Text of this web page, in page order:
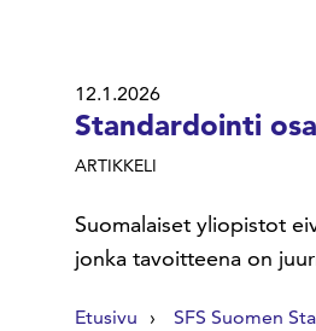
12.1.2026
Standardointi
ARTIKKELI
Suomalaiset yliopistot
jonka tavoitteena on
Etusivu SFS Suomen